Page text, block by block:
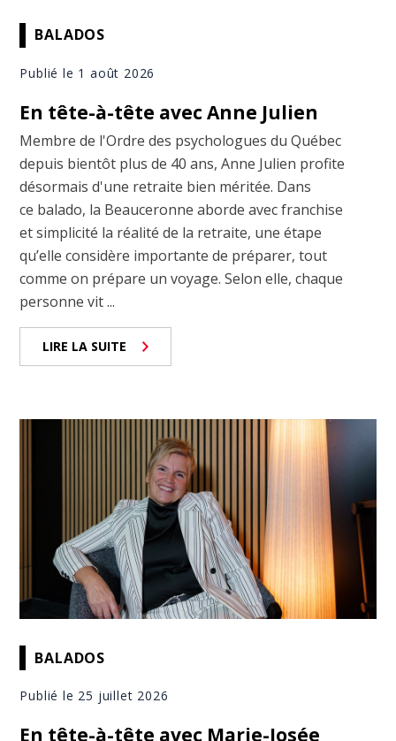
BALADOS
Publié le 1 août 2026
En tête-à-tête avec Anne Julien
Membre de l'Ordre des psychologues du Québec
depuis bientôt plus de 40 ans, Anne Julien profite
désormais d'une retraite bien méritée. Dans
ce balado, la Beauceronne aborde avec franchise
et simplicité la réalité de la retraite, une étape
qu’elle considère importante de préparer, tout
comme on prépare un voyage. Selon elle, chaque
personne vit ...
LIRE LA SUITE
BALADOS
Publié le 25 juillet 2026
En tête-à-tête avec Marie-Josée